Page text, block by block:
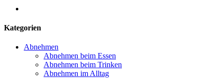
Kategorien
Abnehmen
Abnehmen beim Essen
Abnehmen beim Trinken
Abnehmen im Alltag